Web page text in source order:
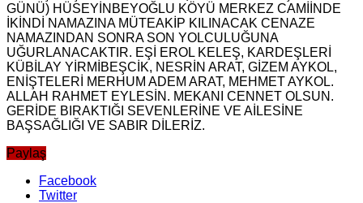
GÜNÜ) HÜSEYİNBEYOĞLU KÖYÜ MERKEZ CAMİİNDE
İKİNDİ NAMAZINA MÜTEAKİP KILINACAK CENAZE
NAMAZINDAN SONRA SON YOLCULUĞUNA
UĞURLANACAKTIR. EŞİ EROL KELEŞ, KARDEŞLERİ
KÜBİLAY YİRMİBEŞCİK, NESRİN ARAT, GİZEM AYKOL,
ENİŞTELERİ MERHUM ADEM ARAT, MEHMET AYKOL.
ALLAH RAHMET EYLESİN. MEKANI CENNET OLSUN.
GERİDE BIRAKTIĞI SEVENLERİNE VE AİLESİNE
BAŞSAĞLIĞI VE SABIR DİLERİZ.
Paylaş
Facebook
Twitter